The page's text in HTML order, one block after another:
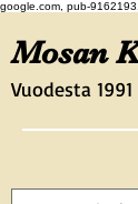
google.com, pub-
Vuodesta 1991
Mosan